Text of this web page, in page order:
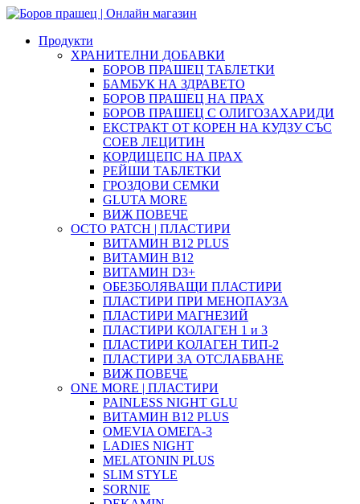
Продукти
ХРАНИТЕЛНИ ДОБАВКИ
БОРОВ ПРАШЕЦ ТАБЛЕТКИ
БАМБУК НА ЗДРАВЕТО
БОРОВ ПРАШЕЦ НА ПРАХ
БОРОВ ПРАШЕЦ С ОЛИГОЗАХАРИДИ
ЕКСТРАКТ ОТ КОРЕН НА КУДЗУ СЪС
СОЕВ ЛЕЦИТИН
КОРДИЦЕПС НА ПРАХ
РЕЙШИ ТАБЛЕТКИ
ГРОЗДОВИ СЕМКИ
GLUTA MORE
ВИЖ ПОВЕЧЕ
OCTO PATCH | ПЛАСТИРИ
ВИТАМИН B12 PLUS
ВИТАМИН B12
ВИТАМИН D3+
ОБЕЗБОЛЯВАЩИ ПЛАСТИРИ
ПЛАСТИРИ ПРИ МЕНОПАУЗА
ПЛАСТИРИ МАГНЕЗИЙ
ПЛАСТИРИ КОЛАГЕН 1 и 3
ПЛАСТИРИ КОЛАГЕН ТИП-2
ПЛАСТИРИ ЗА ОТСЛАБВАНЕ
ВИЖ ПОВЕЧЕ
ONE MORE | ПЛАСТИРИ
PAINLESS NIGHT GLU
ВИТАМИН B12 PLUS
ОMEVIA ОМЕГА-3
LADIES NIGHT
MELATONIN PLUS
SLIM STYLE
SORNIE